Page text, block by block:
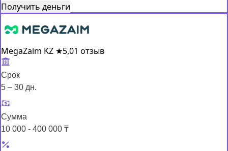
Получить деньги
MegaZaim KZ ★5,01 отзыв
Срок
5 – 30 дн.
Сумма
10 000 - 400 000 ₸